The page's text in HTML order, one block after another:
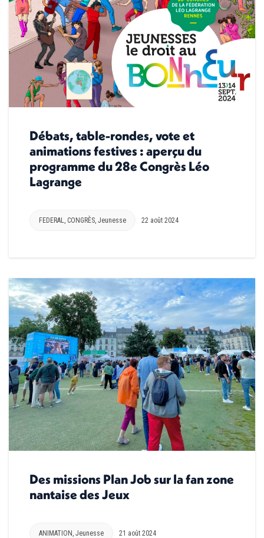
Débats, table-rondes, vote et
animations festives : aperçu du
programme du 28e Congrès Léo
Lagrange
FEDERAL, CONGRÈS, Jeunesse 22 août 2024
Des missions Plan Job sur la fan zone
nantaise des Jeux
ANIMATION , Jeunesse 21 août 2024